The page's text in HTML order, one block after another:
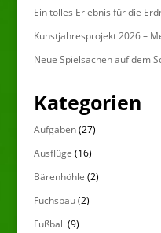
Ein tolles Erlebnis für die
Kunstjahresprojekt 2026 –
Neue Spielsachen auf dem
Kategorien
Aufgaben(27)
Ausflüge (16)
Bärenhöhle (2)
Fuchsbau(2)
Fußball (9)